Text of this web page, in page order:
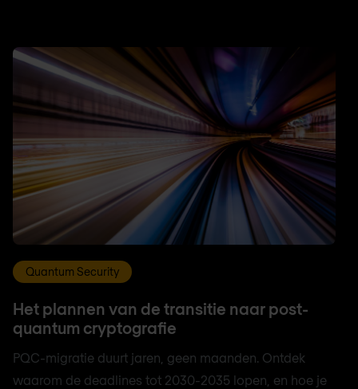
Quantum Security
Het plannen van de transitie naar post-
quantum cryptografie
PQC-migratie duurt jaren, geen maanden. Ontdek
waarom de deadlines tot 2030-2035 lopen, en hoe je